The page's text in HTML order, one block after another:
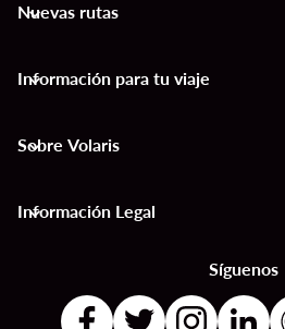
Nuevas rutas
keyboard_arrow_down
Información para tu viaje
keyboard_arrow_down
Sobre Volaris
keyboard_arrow_down
Información Legal
keyboard_arrow_down
Síguenos